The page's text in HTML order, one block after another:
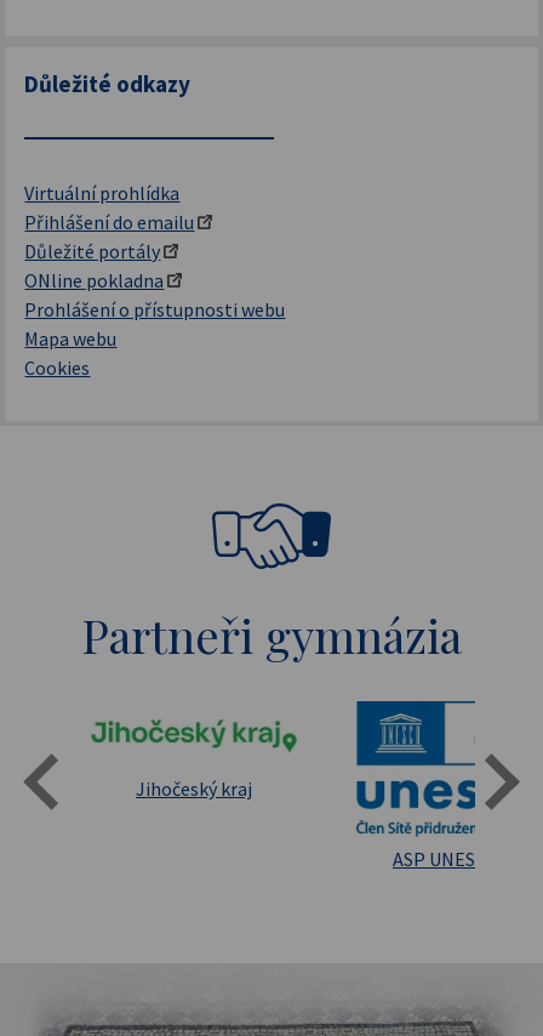
Důležité odkazy
Virtuální prohlídka
Přihlášení do emailu
Důležité portály
ONline pokladna
Prohlášení o přístupnosti webu
Mapa webu
Cookies
Partneři gymnázia
Státní oblastní archív Třeboň Jihočeský kraj